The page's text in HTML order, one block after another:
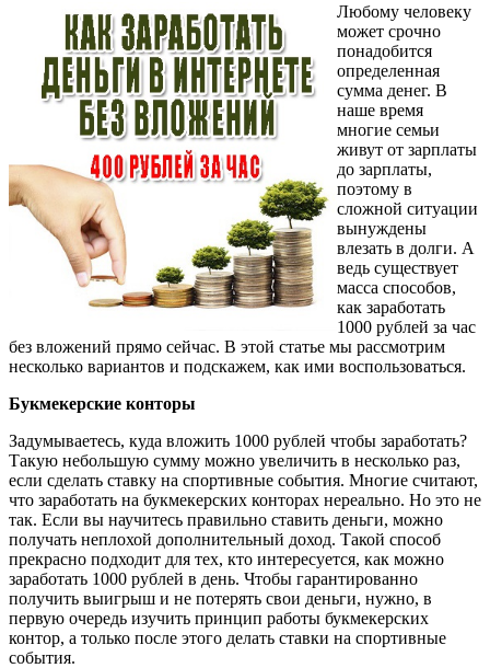
Любому человеку
может срочно
понадобится
определенная
сумма денег. В
наше время
многие семьи
живут от зарплаты
до зарплаты,
поэтому в
сложной ситуации
вынуждены
влезать в долги. А
ведь существует
масса способов,
как заработать
1000 рублей за час
без вложений прямо сейчас. В этой статье мы рассмотрим
несколько вариантов и подскажем, как ими воспользоваться.
Букмекерские конторы
Задумываетесь, куда вложить 1000 рублей чтобы заработать?
Такую небольшую сумму можно увеличить в несколько раз,
если сделать ставку на спортивные события. Многие считают,
что заработать на букмекерских конторах нереально. Но это не
так. Если вы научитесь правильно ставить деньги, можно
получать неплохой дополнительный доход. Такой способ
прекрасно подходит для тех, кто интересуется, как можно
заработать 1000 рублей в день. Чтобы гарантированно
получить выигрыш и не потерять свои деньги, нужно, в
первую очередь изучить принцип работы букмекерских
контор, а только после этого делать ставки на спортивные
события.